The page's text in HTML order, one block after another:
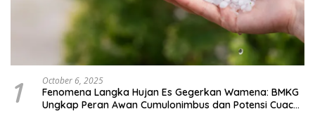
1 October 6, 2025
Fenomena Langka Hujan Es Gegerkan Wamena: BMKG
Ungkap Peran Awan Cumulonimbus dan Potensi Cuaca